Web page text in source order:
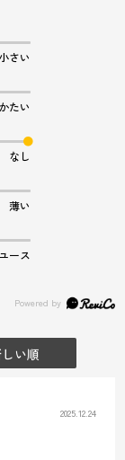
小さい
かたい
なし
薄い
ース
い順
2025.12.24